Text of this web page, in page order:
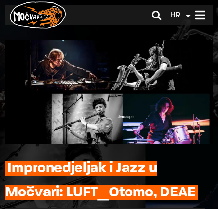
HR
EN
Impronedjeljak i Jazz u
Močvari: LUFT_Otomo, DEAE